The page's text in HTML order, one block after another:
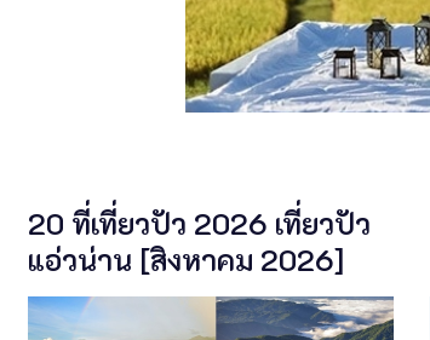
20 ที่เที่ยวปัว 2026 เที่ยวปัว
แอ่วน่าน [สิงหาคม 2026]